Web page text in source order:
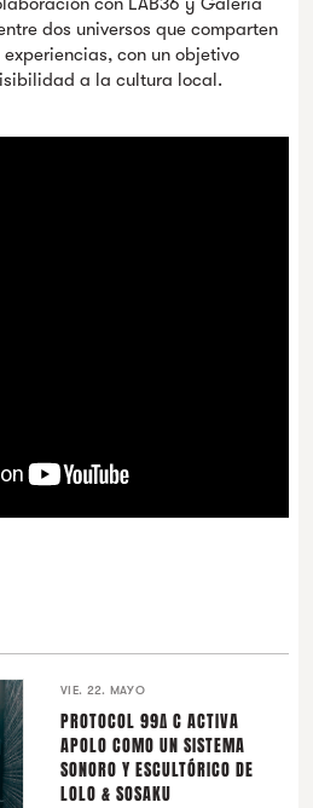
dos universos que comparten
con un objetivo
a la cultura local.
VIE. 22. MAYO
PROTOCOL 99∆ C ACTIVA
APOLO COMO UN SISTEMA
SONORO Y ESCULTÓRICO DE
LOLO & SOSAKU